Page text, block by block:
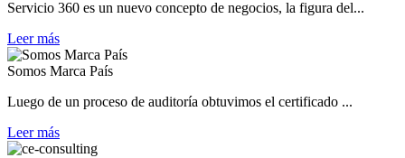
Servicio 360 es un nuevo concepto de negocios, la figura del...
Leer más
Somos Marca País
Luego de un proceso de auditoría obtuvimos el certificado ...
Leer más